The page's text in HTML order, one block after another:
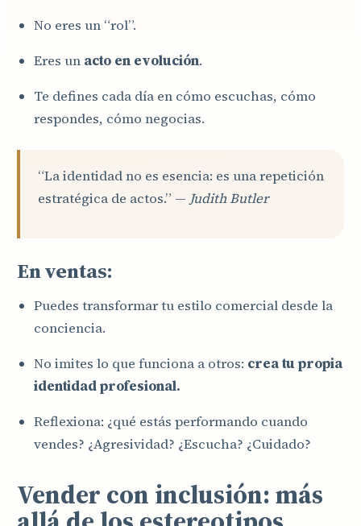
No eres un “rol”.
Eres un acto en evolución.
Te defines cada día en cómo escuchas, cómo
respondes, cómo negocias.
“La identidad no es esencia: es una repetición
estratégica de actos.” —Judith Butler
En ventas:
Puedes transformar tu estilo comercial desde la
conciencia.
No imites lo que funciona a otros: crea tu propia
identidad profesional.
Reflexiona: ¿qué estás performando cuando
vendes? ¿Agresividad? ¿Escucha? ¿Cuidado?
Vender con inclusión: más